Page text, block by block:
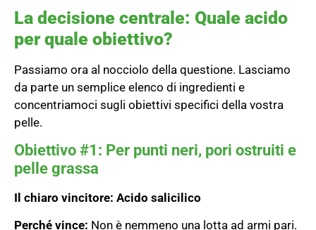
La decisione centrale: Quale acido
per quale obiettivo?
Passiamo ora al nocciolo della questione. Lasciamo
da parte un semplice elenco di ingredienti e
concentriamoci sugli obiettivi specifici della vostra
pelle.
Obiettivo #1: Per punti neri, pori ostruiti e
pelle grassa
Il chiaro vincitore: Acido salicilico
Perché vince: Non è nemmeno una lotta ad armi pari.